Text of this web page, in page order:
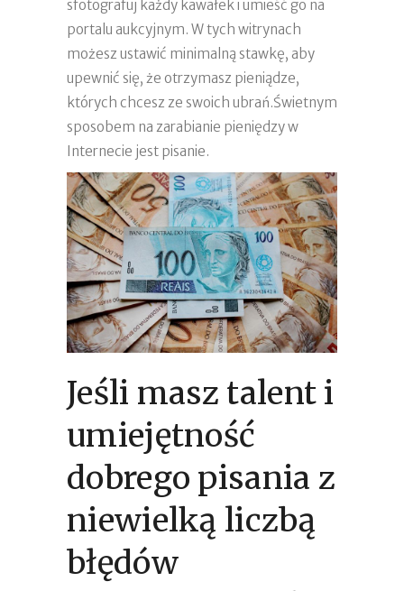
sfotografuj każdy kawałek i umieść go na
portalu aukcyjnym. W tych witrynach
możesz ustawić minimalną stawkę, aby
upewnić się, że otrzymasz pieniądze,
których chcesz ze swoich ubrań.Świetnym
sposobem na zarabianie pieniędzy w
Internecie jest pisanie.
Jeśli masz talent i
umiejętność
dobrego pisania z
niewielką liczbą
błędów